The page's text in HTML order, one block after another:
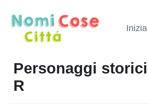
Personaggi
R